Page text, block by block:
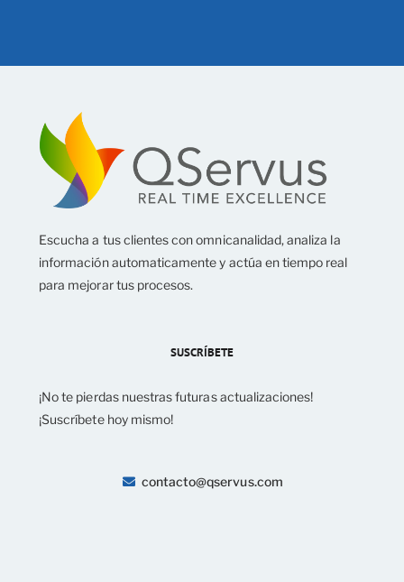
Escucha a tus clientes con omnicanalidad, analiza la
información automaticamente y actúa en tiempo real
para mejorar tus procesos.
SUSCRÍBETE
¡No te pierdas nuestras futuras actualizaciones!
¡Suscríbete hoy mismo!
contacto@qservus.com